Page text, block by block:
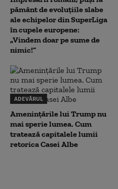
pământ de evoluțiile slabe
ale echipelor din SuperLiga
în cupele europene:
„Vindem doar pe sume de
nimic!”
ADEVĂRUL
Amenințările lui Trump nu
mai sperie lumea. Cum
tratează capitalele lumii
retorica Casei Albe